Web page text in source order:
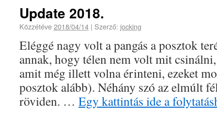
Update 2018.
Közzétéve2018/04/14 | Szerző: jocking
Eléggé nagy volt a pangás a posztok
annak, hogy télen nem volt mit
amit még illett volna érinteni, ezeket
posztok alább). Néhány szó az elmúlt
röviden. … Egy kattintás ide a